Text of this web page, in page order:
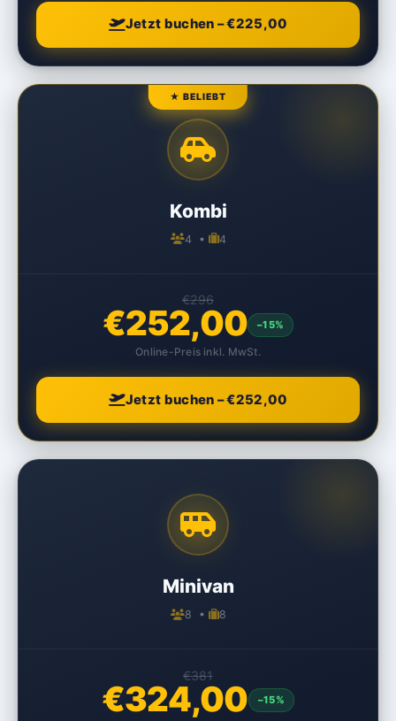
Jetzt buchen – €225,00
★ BELIEBT
Kombi
4 • 4
€296
€252,00 –15%
Online-Preis inkl. MwSt.
Jetzt buchen – €252,00
Minivan
8 • 8
€381
€324,00 –15%